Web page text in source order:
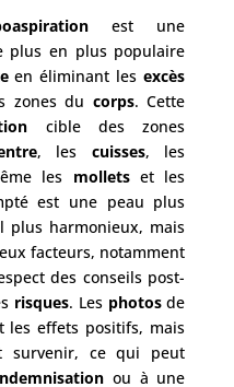
est une
plus en plus populaire
en éliminant lesexcès
zones du corps. Cette
cible des zones
, les cuisses, les
les molletset les
est une peau plus
plus harmonieux, mais
facteurs, notamment
des conseils post-
risques. Les photosde
effets positifs, mais
survenir, ce qui peut
ou à une